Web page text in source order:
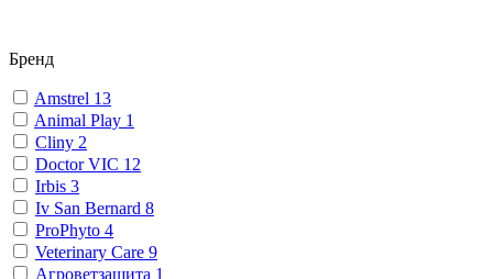
Бренд
Amstrel 13
Animal Play 1
Cliny 2
Doctor VIC 12
Irbis 3
Iv San Bernard 8
ProPhyto 4
Veterinary Сare 9
Агроветзащита 1